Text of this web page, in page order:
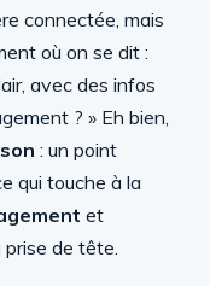
connectée, mais
où on se dit :
avec des infos
? » Eh bien,
: un point
qui touche à la
et
prise de tête.